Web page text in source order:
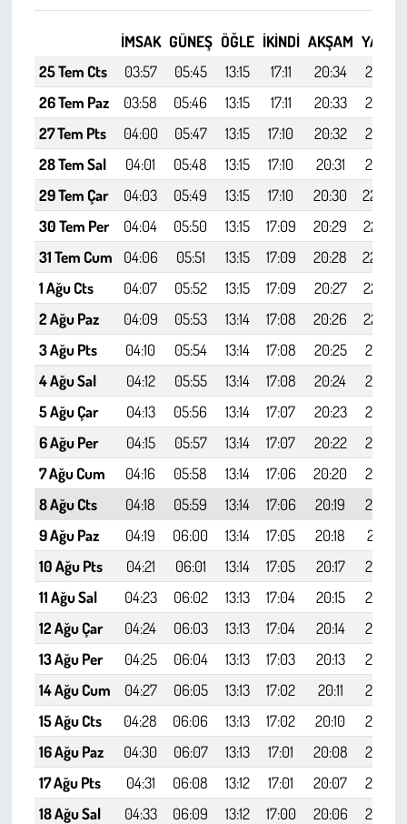
İMSAK GÜNEŞ ÖĞLE İKINDI AKŞAM YATSI
25 Tem Cts
03:57 05:45 13:15 17:11 20:34
22:15
26 Tem Paz
03:58 05:46 13:15 17:11 20:33
22:13
27 Tem Pts
04:00 05:47 13:15 17:10 20:32
22:12
28 Tem Sal
04:01 05:48 13:15 17:10 20:31
22:10
29 Tem Çar
04:03 05:49 13:15 17:10 20:30
22:09
30 Tem Per
04:04 05:50 13:15 17:09 20:29
22:07
31 Tem Cum
04:06 05:51 13:15 17:09 20:28
22:06
1 Ağu Cts
04:07 05:52 13:15 17:09 20:27
22:04
2 Ağu Paz
04:09 05:53 13:14 17:08 20:26
22:03
3 Ağu Pts
04:10 05:54 13:14 17:08 20:25
22:01
4 Ağu Sal
04:12 05:55 13:14 17:08 20:24
21:59
5 Ağu Çar
04:13 05:56 13:14 17:07 20:23
21:58
6 Ağu Per
04:15 05:57 13:14 17:07 20:22
21:56
7 Ağu Cum
04:16 05:58 13:14 17:06 20:20
21:54
8 Ağu Cts
04:18 05:59 13:14 17:06 20:19
21:53
9 Ağu Paz
04:19 06:00 13:14 17:05 20:18
21:51
10 Ağu Pts
04:21 06:01 13:14 17:05 20:17
21:49
11 Ağu Sal
04:23 06:02 13:13 17:04 20:15
21:47
12 Ağu Çar
04:24 06:03 13:13 17:04 20:14
21:46
13 Ağu Per
04:25 06:04 13:13 17:03 20:13
21:44
14 Ağu Cum
04:27 06:05 13:13 17:02 20:11
21:42
15 Ağu Cts
04:28 06:06 13:13 17:02 20:10
21:40
16 Ağu Paz
04:30 06:07 13:13 17:01 20:08
21:38
17 Ağu Pts
04:31 06:08 13:12 17:01 20:07
21:37
18 Ağu Sal
04:33 06:09 13:12 17:00 20:06
21:35
Kent